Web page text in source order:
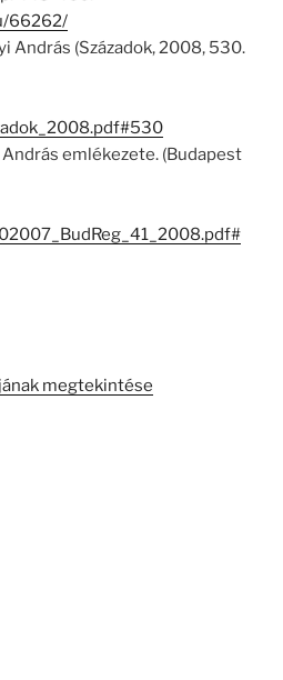
66262/
András (Századok, 2008, 530.
emlékezete. (Budapest
megtekintése